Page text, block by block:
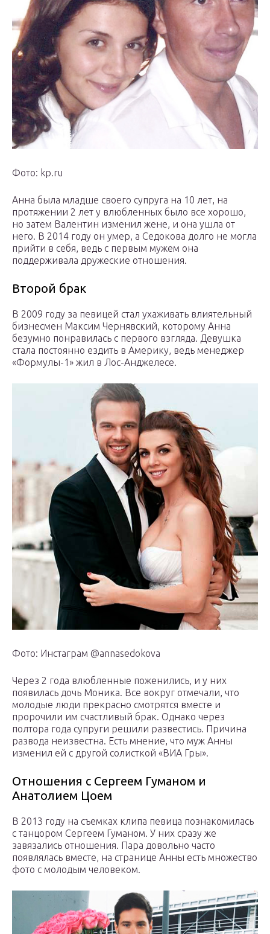
Фото: kp.ru
Анна была младше своего супруга на 10 лет, на
протяжении 2 лет у влюбленных было все хорошо,
но затем Валентин изменил жене, и она ушла от
него. В 2014 году он умер, а Седокова долго не могла
прийти в себя, ведь с первым мужем она
поддерживала дружеские отношения.
Второй брак
В 2009 году за певицей стал ухаживать влиятельный
бизнесмен Максим Чернявский, которому Анна
безумно понравилась с первого взгляда. Девушка
стала постоянно ездить в Америку, ведь менеджер
«Формулы-1» жил в Лос-Анджелесе.
Фото: Инстаграм @annasedokova
Через 2 года влюбленные поженились, и у них
появилась дочь Моника. Все вокруг отмечали, что
молодые люди прекрасно смотрятся вместе и
пророчили им счастливый брак. Однако через
полтора года супруги решили развестись. Причина
развода неизвестна. Есть мнение, что муж Анны
изменил ей с другой солисткой «ВИА Гры».
Отношения с Сергеем Гуманом и
Анатолием Цоем
В 2013 году на съемках клипа певица познакомилась
с танцором Сергеем Гуманом. У них сразу же
завязались отношения. Пара довольно часто
появлялась вместе, на странице Анны есть множество
фото с молодым человеком.